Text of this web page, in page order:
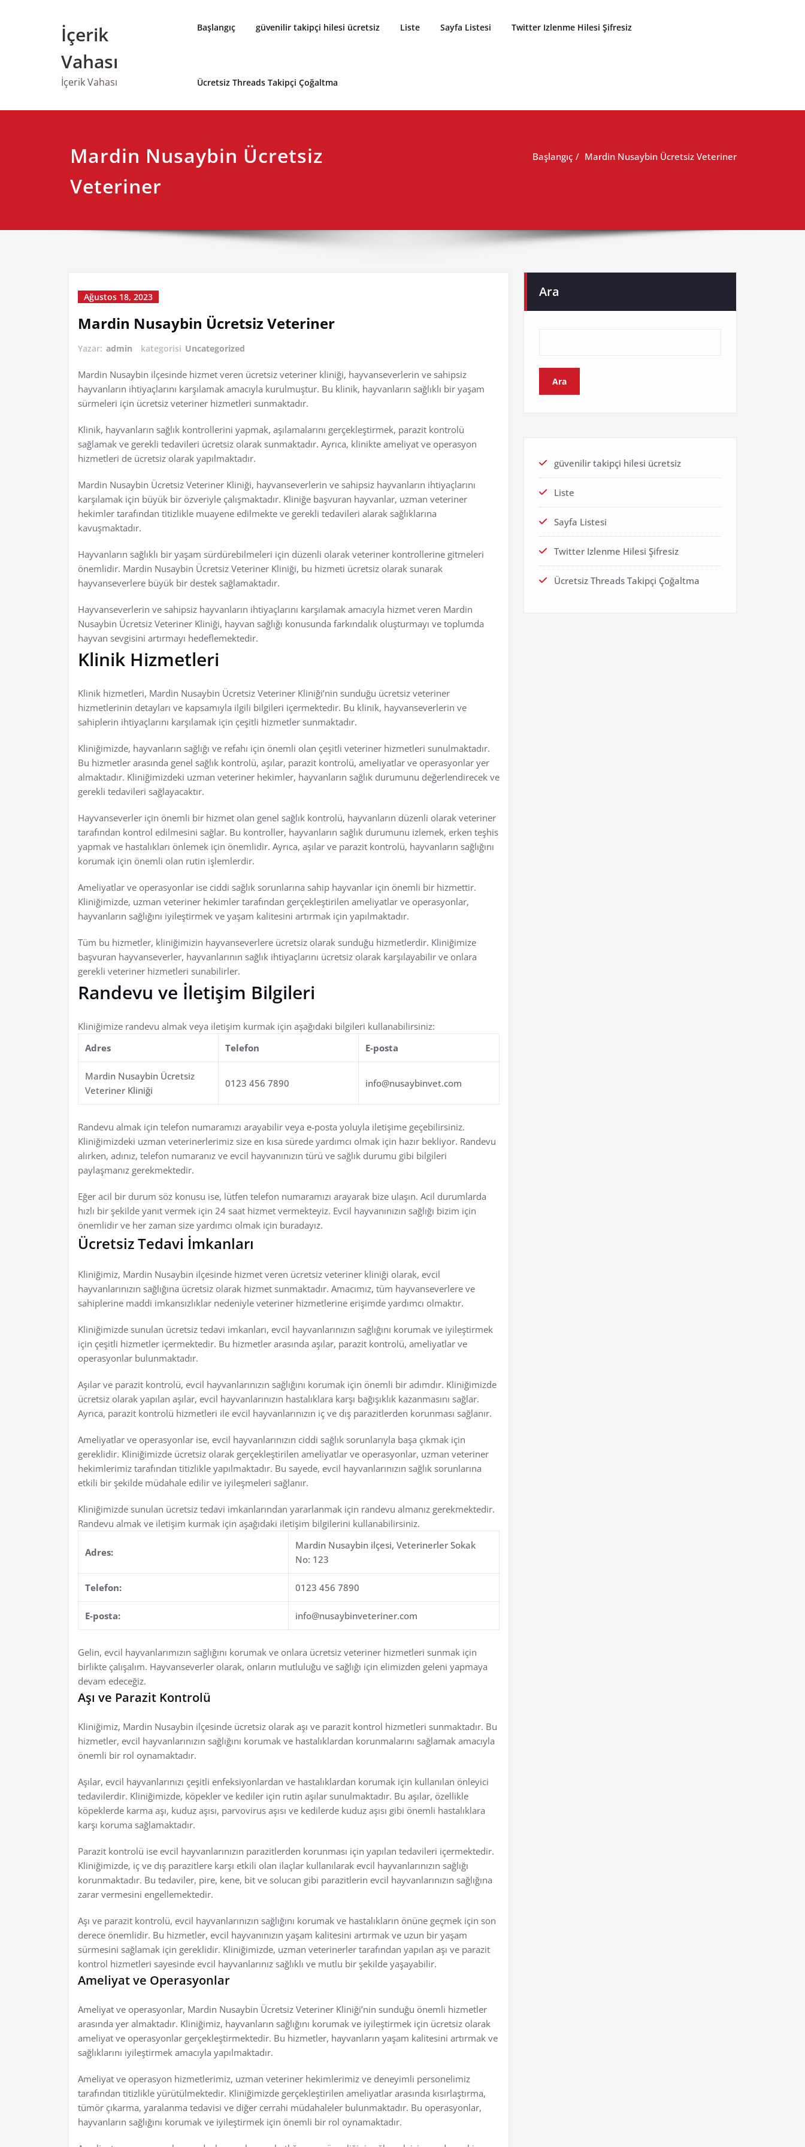
İçerik
Vahası
İçerik Vahası
Başlangıç güvenilir takipçi hilesi ücretsiz Liste Sayfa Listesi Twitter Izlenme Hilesi Şifresiz
Ücretsiz Threads Takipçi Çoğaltma
Mardin Nusaybin Ücretsiz
Veteriner
Başlangıç Mardin Nusaybin Ücretsiz Veteriner
Ağustos 18, 2023
Mardin Nusaybin Ücretsiz Veteriner
Yazar: admin kategorisi Uncategorized
Mardin Nusaybin ilçesinde hizmet veren ücretsiz veteriner kliniği, hayvanseverlerin ve sahipsiz
hayvanların ihtiyaçlarını karşılamak amacıyla kurulmuştur. Bu klinik, hayvanların sağlıklı bir yaşam
sürmeleri için ücretsiz veteriner hizmetleri sunmaktadır.
Klinik, hayvanların sağlık kontrollerini yapmak, aşılamalarını gerçekleştirmek, parazit kontrolü
sağlamak ve gerekli tedavileri ücretsiz olarak sunmaktadır. Ayrıca, klinikte ameliyat ve operasyon
hizmetleri de ücretsiz olarak yapılmaktadır.
Mardin Nusaybin Ücretsiz Veteriner Kliniği, hayvanseverlerin ve sahipsiz hayvanların ihtiyaçlarını
karşılamak için büyük bir özveriyle çalışmaktadır. Kliniğe başvuran hayvanlar, uzman veteriner
hekimler tarafından titizlikle muayene edilmekte ve gerekli tedavileri alarak sağlıklarına
kavuşmaktadır.
Hayvanların sağlıklı bir yaşam sürdürebilmeleri için düzenli olarak veteriner kontrollerine gitmeleri
önemlidir. Mardin Nusaybin Ücretsiz Veteriner Kliniği, bu hizmeti ücretsiz olarak sunarak
hayvanseverlere büyük bir destek sağlamaktadır.
Hayvanseverlerin ve sahipsiz hayvanların ihtiyaçlarını karşılamak amacıyla hizmet veren Mardin
Nusaybin Ücretsiz Veteriner Kliniği, hayvan sağlığı konusunda farkındalık oluşturmayı ve toplumda
hayvan sevgisini artırmayı hedeflemektedir.
Klinik Hizmetleri
Klinik hizmetleri, Mardin Nusaybin Ücretsiz Veteriner Kliniği’nin sunduğu ücretsiz veteriner
hizmetlerinin detayları ve kapsamıyla ilgili bilgileri içermektedir. Bu klinik, hayvanseverlerin ve
sahiplerin ihtiyaçlarını karşılamak için çeşitli hizmetler sunmaktadır.
Kliniğimizde, hayvanların sağlığı ve refahı için önemli olan çeşitli veteriner hizmetleri sunulmaktadır.
Bu hizmetler arasında genel sağlık kontrolü, aşılar, parazit kontrolü, ameliyatlar ve operasyonlar yer
almaktadır. Kliniğimizdeki uzman veteriner hekimler, hayvanların sağlık durumunu değerlendirecek ve
gerekli tedavileri sağlayacaktır.
Hayvanseverler için önemli bir hizmet olan genel sağlık kontrolü, hayvanların düzenli olarak veteriner
tarafından kontrol edilmesini sağlar. Bu kontroller, hayvanların sağlık durumunu izlemek, erken teşhis
yapmak ve hastalıkları önlemek için önemlidir. Ayrıca, aşılar ve parazit kontrolü, hayvanların sağlığını
korumak için önemli olan rutin işlemlerdir.
Ameliyatlar ve operasyonlar ise ciddi sağlık sorunlarına sahip hayvanlar için önemli bir hizmettir.
Kliniğimizde, uzman veteriner hekimler tarafından gerçekleştirilen ameliyatlar ve operasyonlar,
hayvanların sağlığını iyileştirmek ve yaşam kalitesini artırmak için yapılmaktadır.
Tüm bu hizmetler, kliniğimizin hayvanseverlere ücretsiz olarak sunduğu hizmetlerdir. Kliniğimize
başvuran hayvanseverler, hayvanlarının sağlık ihtiyaçlarını ücretsiz olarak karşılayabilir ve onlara
gerekli veteriner hizmetleri sunabilirler.
Randevu ve İletişim Bilgileri
Kliniğimize randevu almak veya iletişim kurmak için aşağıdaki bilgileri kullanabilirsiniz:
Adres
Telefon E-posta
Mardin Nusaybin Ücretsiz
Veteriner Kliniği
0123 456 7890 info@nusaybinvet.com
Randevu almak için telefon numaramızı arayabilir veya e-posta yoluyla iletişime geçebilirsiniz.
Kliniğimizdeki uzman veterinerlerimiz size en kısa sürede yardımcı olmak için hazır bekliyor. Randevu
alırken, adınız, telefon numaranız ve evcil hayvanınızın türü ve sağlık durumu gibi bilgileri
paylaşmanız gerekmektedir.
Eğer acil bir durum söz konusu ise, lütfen telefon numaramızı arayarak bize ulaşın. Acil durumlarda
hızlı bir şekilde yanıt vermek için 24 saat hizmet vermekteyiz. Evcil hayvanınızın sağlığı bizim için
önemlidir ve her zaman size yardımcı olmak için buradayız.
Ücretsiz Tedavi İmkanları
Kliniğimiz, Mardin Nusaybin ilçesinde hizmet veren ücretsiz veteriner kliniği olarak, evcil
hayvanlarınızın sağlığına ücretsiz olarak hizmet sunmaktadır. Amacımız, tüm hayvanseverlere ve
sahiplerine maddi imkansızlıklar nedeniyle veteriner hizmetlerine erişimde yardımcı olmaktır.
Kliniğimizde sunulan ücretsiz tedavi imkanları, evcil hayvanlarınızın sağlığını korumak ve iyileştirmek
için çeşitli hizmetler içermektedir. Bu hizmetler arasında aşılar, parazit kontrolü, ameliyatlar ve
operasyonlar bulunmaktadır.
Aşılar ve parazit kontrolü, evcil hayvanlarınızın sağlığını korumak için önemli bir adımdır. Kliniğimizde
ücretsiz olarak yapılan aşılar, evcil hayvanlarınızın hastalıklara karşı bağışıklık kazanmasını sağlar.
Ayrıca, parazit kontrolü hizmetleri ile evcil hayvanlarınızın iç ve dış parazitlerden korunması sağlanır.
Ameliyatlar ve operasyonlar ise, evcil hayvanlarınızın ciddi sağlık sorunlarıyla başa çıkmak için
gereklidir. Kliniğimizde ücretsiz olarak gerçekleştirilen ameliyatlar ve operasyonlar, uzman veteriner
hekimlerimiz tarafından titizlikle yapılmaktadır. Bu sayede, evcil hayvanlarınızın sağlık sorunlarına
etkili bir şekilde müdahale edilir ve iyileşmeleri sağlanır.
Kliniğimizde sunulan ücretsiz tedavi imkanlarından yararlanmak için randevu almanız gerekmektedir.
Randevu almak ve iletişim kurmak için aşağıdaki iletişim bilgilerini kullanabilirsiniz.
Adres:
Mardin Nusaybin ilçesi, Veterinerler Sokak
No: 123
Telefon: 0123 456 7890
E-posta: info@nusaybinveteriner.com
Gelin, evcil hayvanlarımızın sağlığını korumak ve onlara ücretsiz veteriner hizmetleri sunmak için
birlikte çalışalım. Hayvanseverler olarak, onların mutluluğu ve sağlığı için elimizden geleni yapmaya
devam edeceğiz.
Aşı ve Parazit Kontrolü
Kliniğimiz, Mardin Nusaybin ilçesinde ücretsiz olarak aşı ve parazit kontrol hizmetleri sunmaktadır. Bu
hizmetler, evcil hayvanlarınızın sağlığını korumak ve hastalıklardan korunmalarını sağlamak amacıyla
önemli bir rol oynamaktadır.
Aşılar, evcil hayvanlarınızı çeşitli enfeksiyonlardan ve hastalıklardan korumak için kullanılan önleyici
tedavilerdir. Kliniğimizde, köpekler ve kediler için rutin aşılar sunulmaktadır. Bu aşılar, özellikle
köpeklerde karma aşı, kuduz aşısı, parvovirus aşısı ve kedilerde kuduz aşısı gibi önemli hastalıklara
karşı koruma sağlamaktadır.
Parazit kontrolü ise evcil hayvanlarınızın parazitlerden korunması için yapılan tedavileri içermektedir.
Kliniğimizde, iç ve dış parazitlere karşı etkili olan ilaçlar kullanılarak evcil hayvanlarınızın sağlığı
korunmaktadır. Bu tedaviler, pire, kene, bit ve solucan gibi parazitlerin evcil hayvanlarınızın sağlığına
zarar vermesini engellemektedir.
Aşı ve parazit kontrolü, evcil hayvanlarınızın sağlığını korumak ve hastalıkların önüne geçmek için son
derece önemlidir. Bu hizmetler, evcil hayvanınızın yaşam kalitesini artırmak ve uzun bir yaşam
sürmesini sağlamak için gereklidir. Kliniğimizde, uzman veterinerler tarafından yapılan aşı ve parazit
kontrol hizmetleri sayesinde evcil hayvanlarınız sağlıklı ve mutlu bir şekilde yaşayabilir.
Ameliyat ve Operasyonlar
Ameliyat ve operasyonlar, Mardin Nusaybin Ücretsiz Veteriner Kliniği’nin sunduğu önemli hizmetler
arasında yer almaktadır. Kliniğimiz, hayvanların sağlığını korumak ve iyileştirmek için ücretsiz olarak
ameliyat ve operasyonlar gerçekleştirmektedir. Bu hizmetler, hayvanların yaşam kalitesini artırmak ve
sağlıklarını iyileştirmek amacıyla yapılmaktadır.
Ameliyat ve operasyon hizmetlerimiz, uzman veteriner hekimlerimiz ve deneyimli personelimiz
tarafından titizlikle yürütülmektedir. Kliniğimizde gerçekleştirilen ameliyatlar arasında kısırlaştırma,
tümör çıkarma, yaralanma tedavisi ve diğer cerrahi müdahaleler bulunmaktadır. Bu operasyonlar,
hayvanların sağlığını korumak ve iyileştirmek için önemli bir rol oynamaktadır.
Ara
Ara
güvenilir takipçi hilesi ücretsiz
Liste
Sayfa Listesi
Twitter Izlenme Hilesi Şifresiz
Ücretsiz Threads Takipçi Çoğaltma